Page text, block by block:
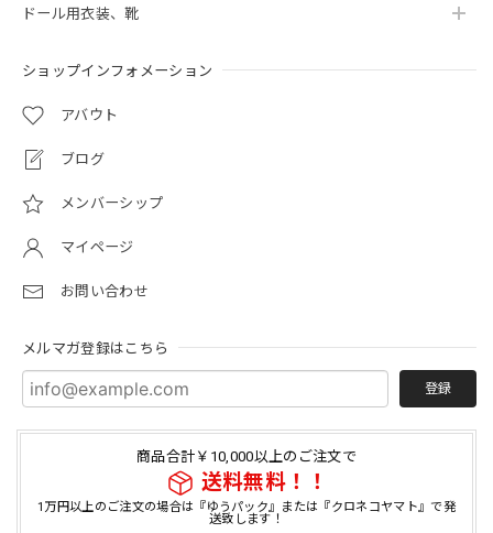
ドール用衣装、靴
ショップインフォメーション
アバウト
ブログ
メンバーシップ
マイページ
お問い合わせ
メルマガ登録はこちら
登録
商品合計￥10,000以上のご注文で
送料無料！！
1万円以上のご注文の場合は『ゆうパック』または『クロネコヤマト』で発
送致します！